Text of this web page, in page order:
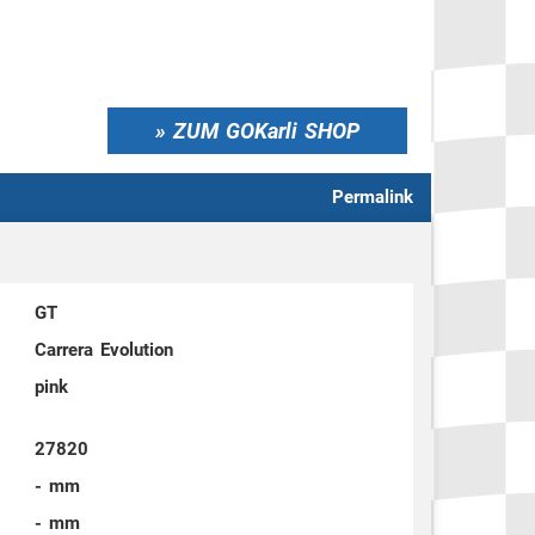
ZUM GOKarli SHOP
Permalink
GT
Carrera Evolution
pink
27820
- mm
- mm